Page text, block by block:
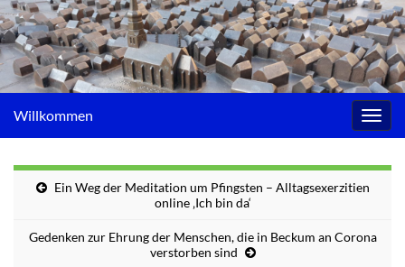
Willkommen
Ein Weg der Meditation um Pfingsten – Alltagsexerzitien
online ‚Ich bin da‘
Gedenken zur Ehrung der Menschen, die in Beckum an Corona
verstorben sind